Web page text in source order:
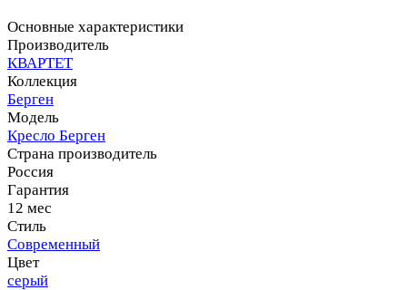
Основные характеристики
Производитель
КВАРТЕТ
Коллекция
Берген
Модель
Кресло Берген
Страна производитель
Россия
Гарантия
12 мес
Стиль
Современный
Цвет
серый